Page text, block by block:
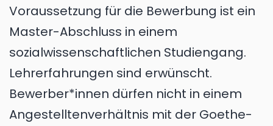
Voraussetzung für die Bewerbung ist ein
Master-Abschluss in einem
sozialwissenschaftlichen Studiengang.
Lehrerfahrungen sind erwünscht.
Bewerber*innen dürfen nicht in einem
Angestelltenverhältnis mit der Goethe-